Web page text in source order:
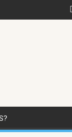
na
contribui